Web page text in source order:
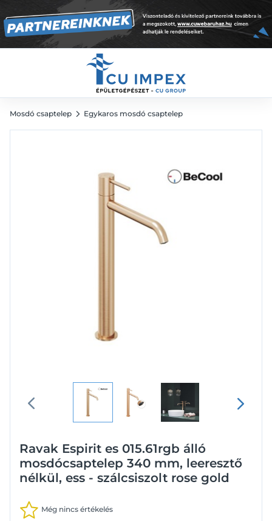
Mosdó csaptelep Egykaros mosdó csaptelep
Ravak Espirit es 015.61rgb álló
mosdócsaptelep 340 mm, leeresztő
nélkül, ess - szálcsiszolt rose gold
Még nincs értékelés
- Ft